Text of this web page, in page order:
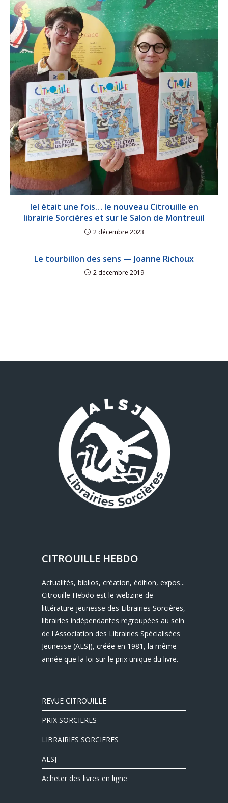
Iel était une fois… le nouveau Citrouille en
librairie Sorcières et sur le Salon de Montreuil
2 décembre 2023
Le tourbillon des sens — Joanne Richoux
2 décembre 2019
CITROUILLE HEBDO
Actualités, biblios, création, édition, expos...
Citrouille Hebdo est le webzine de
littérature jeunesse des Librairies Sorcières,
librairies indépendantes regroupées au sein
de l'Association des Librairies Spécialisées
Jeunesse (ALSJ), créée en 1981, la même
année que la loi sur le prix unique du livre.
REVUE CITROUILLE
PRIX SORCIERES
LIBRAIRIES SORCIERES
ALSJ
Acheter des livres en ligne